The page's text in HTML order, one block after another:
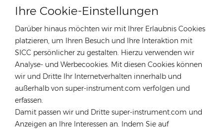
Ihre Cookie-Einstellungen
Darüber hinaus möchten wir mit Ihrer Erlaubnis Cookies
platzieren, um Ihren Besuch und Ihre Interaktion mit
SICC persönlicher zu gestalten. Hierzu verwenden wir
Analyse- und Werbecookies. Mit diesen Cookies können
wir und Dritte Ihr Internetverhalten innerhalb und
außerhalb von super-instrument.com verfolgen und
erfassen.
Damit passen wir und Dritte super-instrument.com und
Anzeigen an Ihre Interessen an. Indem Sie auf
Montagesysteme Für Leichte Stahldächer
Hochwertiges Solarpanel-Montagegestell
Solardachhalterung
Solarpanel-Dachhalterung
Solarpanel-Montagesystem Für Ziegeldächer
Vorherige
Hopergy RA-EU-2400 EU-H-Shape Rails
Nächste
RA-SSC-1250/RA-SSC-2400/RA-SSC-3300/RA-SSC-
3550 SSC rail